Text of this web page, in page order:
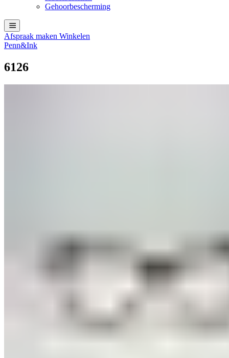
Gehoorbescherming
Afspraak maken Winkelen
Penn&Ink
6126